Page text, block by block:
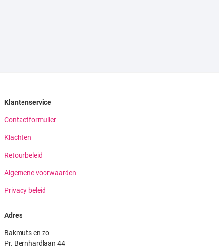
Klantenservice
Contactformulier
Klachten
Retourbeleid
Algemene voorwaarden
Privacy beleid
Adres
Bakmuts en zo
Pr. Bernhardlaan 44